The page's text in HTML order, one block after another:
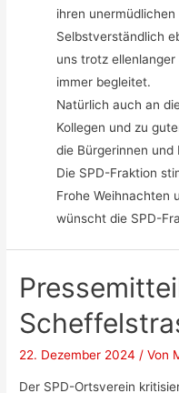
ihren unermüdlichen
Selbstverständlich
uns trotz ellenlanger
immer begleitet.
Natürlich auch an
Kollegen und zu
die Bürgerinnen und
Die SPD-Fraktion
Frohe Weihnachten
wünscht die SPD-
22. Dezember 2024 / Von
Der SPD-Ortsverein